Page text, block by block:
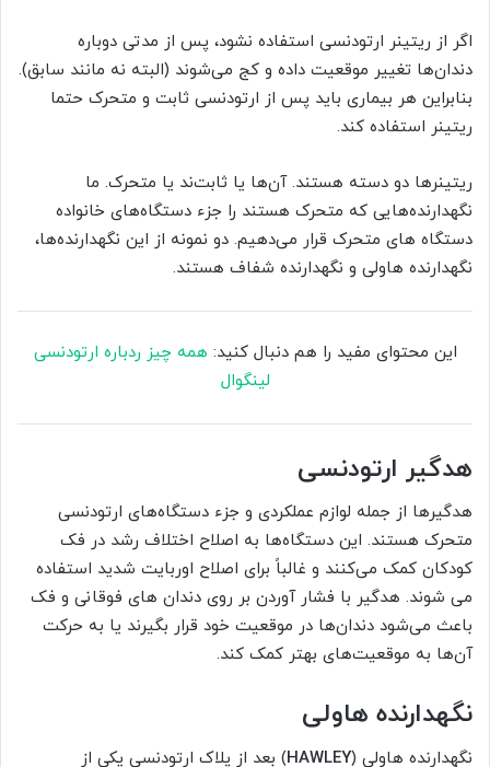
اگر از ریتینر ارتودنسی استفاده نشود، پس از مدتی دوباره
دندان‌ها تغییر موقعیت داده و کج می‌شوند (البته نه مانند سابق).
بنابراین هر بیماری باید پس از ارتودنسی ثابت و متحرک حتما
ریتینر استفاده کند.
ریتینرها دو دسته هستند. آن‌ها یا ثابت‌ند یا متحرک. ما
نگهدارنده‌هایی که متحرک هستند را جزء دستگاه‌های خانواده
دستگاه های متحرک قرار می‌دهیم. دو نمونه از این نگهدارنده‌ها،
نگهدارنده هاولی و نگهدارنده شفاف هستند.
این محتوای مفید را هم دنبال کنید: همه چیز ردباره ارتودنسی
لینگوال
هدگیر ارتودنسی
هدگیرها از جمله لوازم عملکردی و جزء دستگاه‌های ارتودنسی
متحرک هستند. این دستگاه‌ها به اصلاح اختلاف رشد در فک
کودکان کمک می‌کنند و غالباً برای اصلاح اوربایت شدید استفاده
می شوند. هدگیر با فشار آوردن بر روی دندان های فوقانی و فک
باعث می‌شود دندان‌ها در موقعیت خود قرار بگیرند یا به حرکت
آن‌ها به موقعیت‌های بهتر کمک کند.
نگهدارنده هاولی
نگهدارنده هاولی (HAWLEY) بعد از پلاک ارتودنسی یکی از